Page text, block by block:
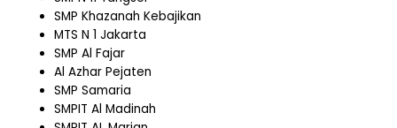
SMP Khazanah Kebajikan
MTS N 1 Jakarta
SMP Al Fajar
Al Azhar Pejaten
SMP Samaria
SMPIT Al Madinah